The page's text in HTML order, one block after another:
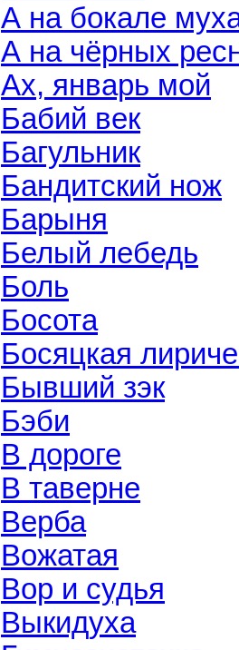
А на бокале
А на чёрных
Ах, январь мой
Бабий век
Багульник
Бандитский нож
Барыня
Белый лебедь
Боль
Босота
Босяцкая
Бывший зэк
Бэби
В дороге
В таверне
Верба
Вожатая
Вор и судья
Выкидуха